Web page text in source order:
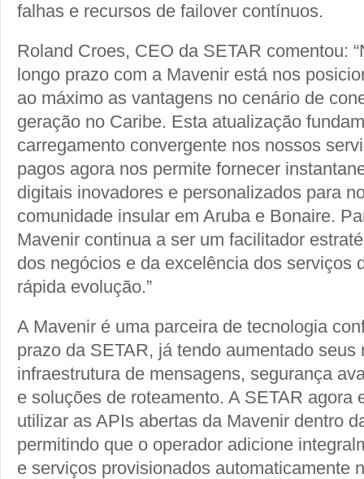
falhas e recursos de failover contínuos.
Roland Croes, CEO da SETAR comentou:
longo prazo com a Mavenir está nos
ao máximo as vantagens no cenário de
geração no Caribe. Esta atualização
carregamento convergente nos nossos
pagos agora nos permite fornecer
digitais inovadores e personalizados para
comunidade insular em Aruba e Bonaire.
Mavenir continua a ser um facilitador
dos negócios e da excelência dos serviços
rápida evolução.”
A Mavenir é uma parceira de tecnologia
prazo da SETAR, já tendo aumentado seus
infraestrutura de mensagens, segurança
e soluções de roteamento. A SETAR agora
utilizar as APIs abertas da Mavenir dentro
permitindo que o operador adicione
e serviços provisionados automaticamente